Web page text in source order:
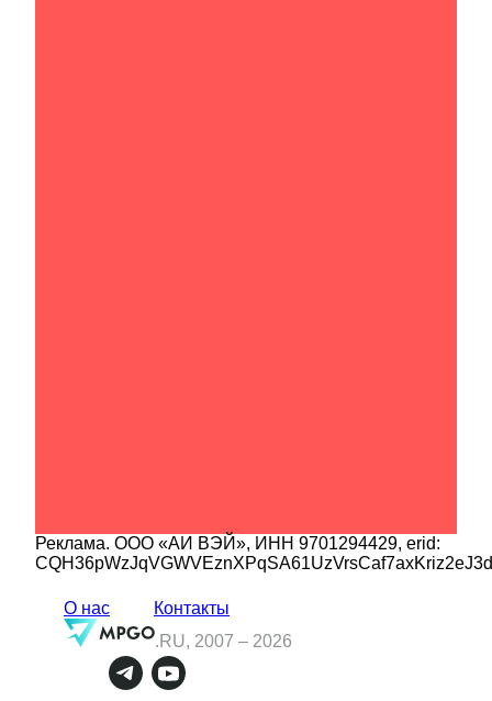
Реклама. ООО «АИ ВЭЙ», ИНН 9701294429, erid:
О нас
Контакты
.RU, 2007 – 2026